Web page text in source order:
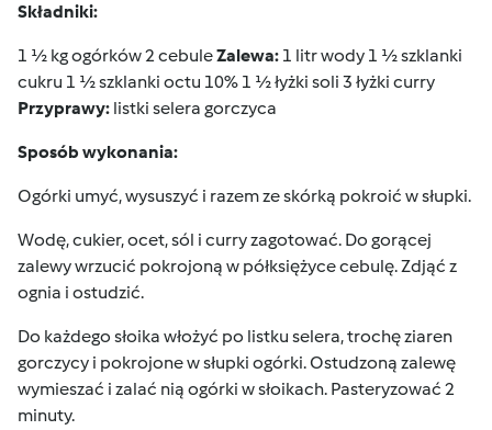
Składniki:
1 ½ kg ogórków 2 cebuleZalewa: 1 litr wody 1 ½ szklanki
cukru 1 ½ szklanki octu 10% 1 ½ łyżki soli 3 łyżki curry
Przyprawy: listki selera gorczyca
Sposób wykonania:
Ogórki umyć, wysuszyć i razem ze skórką pokroić w słupki.
Wodę, cukier, ocet, sól i curry zagotować. Do gorącej
zalewy wrzucić pokrojoną w półksiężyce cebulę. Zdjąć z
ognia i ostudzić.
Do każdego słoika włożyć po listku selera, trochę ziaren
gorczycy i pokrojone w słupki ogórki. Ostudzoną zalewę
wymieszać i zalać nią ogórki w słoikach. Pasteryzować 2
minuty.